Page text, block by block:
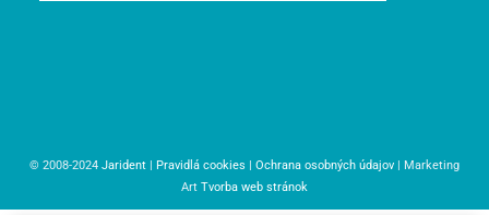
© 2008-2024 Jarident Pravidlá cookies Ochrana osobných údajov | Marketing
Art Tvorba web stránok